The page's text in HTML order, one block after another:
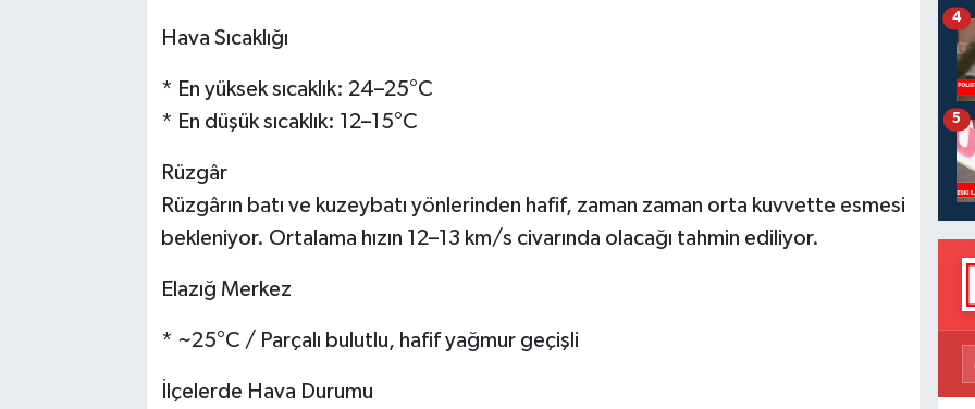
Hava Sıcaklığı
* En yüksek sıcaklık: 24–25°C
* En düşük sıcaklık: 12–15°C
Rüzgâr
Rüzgârın batı ve kuzeybatı yönlerinden hafif, zaman zaman orta kuvvette esmesi
bekleniyor. Ortalama hızın 12–13 km/s civarında olacağı tahmin ediliyor.
Elazığ Merkez
* ~25°C / Parçalı bulutlu, hafif yağmur geçişli
İlçelerde Hava Durumu
4
5